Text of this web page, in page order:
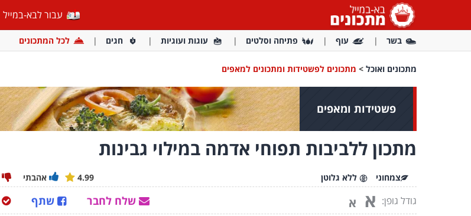
עבור לבא-במייל
בשר עוף פתיחה וסלטים עוגות ועוגיות חגים לכל המתכונים
מתכונים ואוכל > מתכונים לפשטידות ומתכונים למאפים
פשטידות ומאפים
מתכון ללביבות תפוחי אדמה במילוי גבינות
צמחוני ללא גלוטן אהבתי 4.99
גודל גופן: א א שתף שלח לחבר